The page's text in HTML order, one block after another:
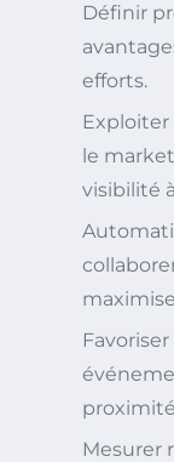
Définir
efforts.
le
visibilité
Mesurer